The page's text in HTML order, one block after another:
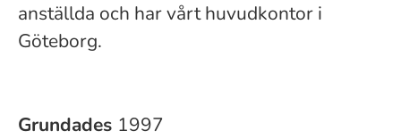
anställda och har vårt huvudkontor i
Göteborg.
Grundades 1997